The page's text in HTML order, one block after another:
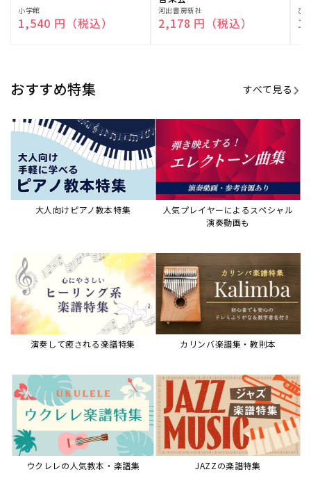
販
売
小学館
通常価格
1,540 円（税込）
販
売
河出書房新社
通常価格
2,178 円（税込）
販
売
ひ
おすすめ特集 すべて見る
大人向けピアノ教本特集
人気プレイヤーによるスペシャル
演奏動画も
演奏して癒される楽譜特集 カリンバ楽譜集・教則本
ウクレレの人気教本・楽譜集 JAZZの楽譜特集